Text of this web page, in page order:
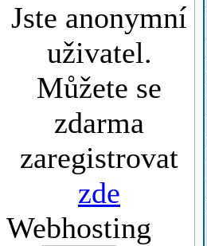
Jste anonymní
uživatel.
Můžete se
zdarma
zaregistrovat
zde
Webhosting